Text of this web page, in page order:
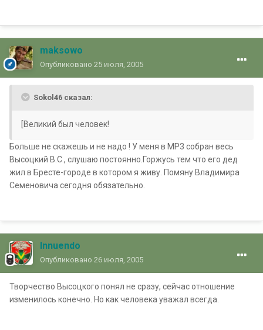
maksowo
Опубликовано 25 июля, 2005
Sokol46 сказал:
[Великий был человек!
Больше не скажешь и не надо ! У меня в МР3 собран весь
Высоцкий В.С., слушаю постоянно.Горжусь тем что его дед
жил в Бресте-городе в котором я живу. Помяну Владимира
Семеновича сегодня обязательно.
Innuendo
Опубликовано 26 июля, 2005
Творчество Высоцкого понял не сразу, сейчас отношение
изменилось конечно. Но как человека уважал всегда.